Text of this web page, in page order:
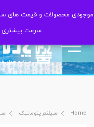
موجودی محصولات و قیمت های
سرعت بیشتری
موجودی محصولات و قیمت های
سرعت بیشتری
Home سیلندر پنوماتیک